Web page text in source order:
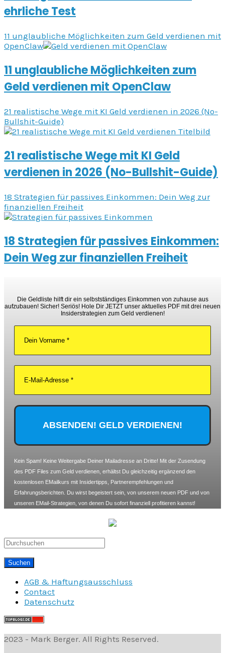
ehrliche Test
11 unglaubliche Möglichkeiten zum Geld verdienen mit
OpenClaw
11 unglaubliche Möglichkeiten zum
Geld verdienen mit OpenClaw
21 realistische Wege mit KI Geld verdienen in 2026 (No-
Bullshit-Guide)
21 realistische Wege mit KI Geld
verdienen in 2026 (No-Bullshit-Guide)
18 Strategien für passives Einkommen: Dein Weg zur
finanziellen Freiheit
18 Strategien für passives Einkommen:
Dein Weg zur finanziellen Freiheit
Die Geldliste hilft dir ein selbstständiges Einkommen von zuhause aus
aufzubauen! Sicher! Seriös! Hole Dir JETZT unser aktuelles PDF mit drei neuen
Insiderstrategien zum Geld verdienen!
Kein Spam! Keine Weitergabe Deiner Mailadresse an Dritte! Mit der Zusendung
des PDF Files zum Geld verdienen, erhältst Du gleichzeitig ergänzend den
kostenlosen EMailkurs mit Insidertipps, Partnerempfehlungen und
Erfahrungsberichten. Du wirst begeistert sein, von unserem neuen PDF und von
unseren EMail-Strategien, von denen Du sofort finanziell profitieren kannst!
AGB & Haftungsausschluss
Contact
Datenschutz
2023 - Mark Berger. All Rights Reserved.